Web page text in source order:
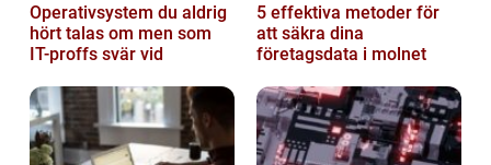
Operativsystem du aldrig
hört talas om men som
IT-proffs svär vid
5 effektiva metoder för
att säkra dina
företagsdata i molnet